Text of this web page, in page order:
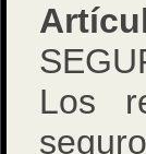
Los